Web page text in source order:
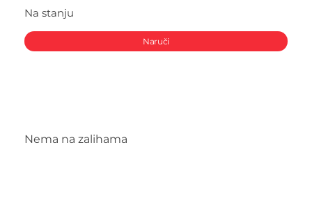
Na stanju
Naruči
Nema na zalihama